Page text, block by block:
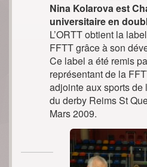
Nina Kolarova est
universitaire en
L’ORTT obtient la
FFTT grâce à son
Ce label a été remis
représentant de la
adjointe aux sports
du derby Reims St
Mars 2009.